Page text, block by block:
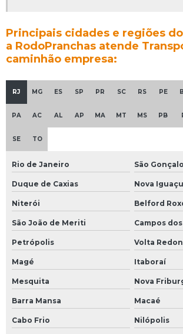
Principais cidades e regiões
a RodoPranchas atende
caminhão empresa:
RJ MG ES SP PR SC RS PE
PA AC AL AP MA MT MS PB
SE TO
Rio de Janeiro São Gonçalo
Duque de Caxias Nova Iguaçu
Niterói Belford
São João de Meriti Campos
Petrópolis Volta
Magé Itaboraí
Mesquita Nova
Barra Mansa Macaé
Cabo Frio Nilópolis